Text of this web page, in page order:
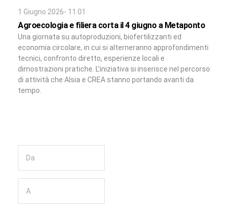
1 Giugno 2026- 11:01
Agroecologia e filiera corta il 4 giugno a Metaponto
Una giornata su autoproduzioni, biofertilizzanti ed
economia circolare, in cui si alterneranno approfondimenti
tecnici, confronto diretto, esperienze locali e
dimostrazioni pratiche. L’iniziativa si inserisce nel percorso
di attività che Alsia e CREA stanno portando avanti da
tempo.